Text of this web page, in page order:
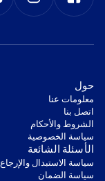
‫حول‬
معلومات عنا
اتصل بنا
‫الشروط والأحكام‬
‫سياسة الخصوصية‬
‫الأسئلة الشائعة‬
‫سياسة الاستبدال والإرجاع‬
‫سياسة الضمان‬